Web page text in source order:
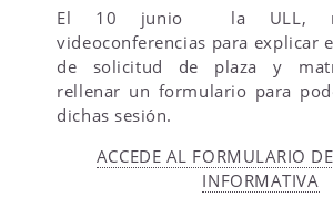
El 10 junio la ULL,
videoconferencias para explicar
de solicitud de plaza y
rellenar un formulario para
dichas sesión.
ACCEDE AL FORMULARIO
INFORMATIVA